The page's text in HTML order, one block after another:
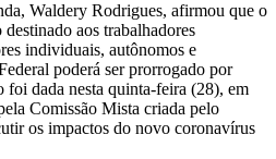
Waldery Rodrigues, afirmou que o
aos trabalhadores
individuais, autônomos e
poderá ser prorrogado por
foi dada nesta quinta-feira (28), em
Comissão Mista criada pelo
os impactos do novo coronavírus